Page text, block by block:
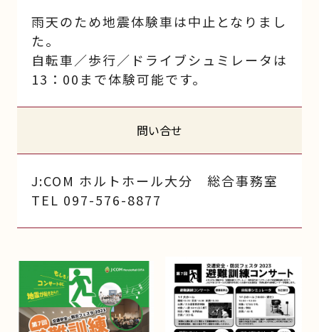
雨天のため地震体験車は中止となりまし
た。
自転車／歩行／ドライブシュミレータは
13：00まで体験可能です。
問い合せ
J:COM ホルトホール大分 総合事務室
TEL 097-576-8877